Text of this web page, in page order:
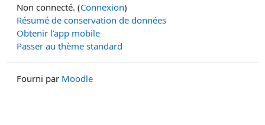
Non connecté. (Connexion)
Résumé de conservation de données
Obtenir l’app mobile
Passer au thème standard
Fourni par Moodle